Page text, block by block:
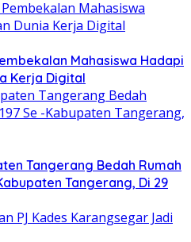
Mahasiswa Hadapi
Kerja Digital
Tangerang Bedah Rumah
Tangerang, Di 29